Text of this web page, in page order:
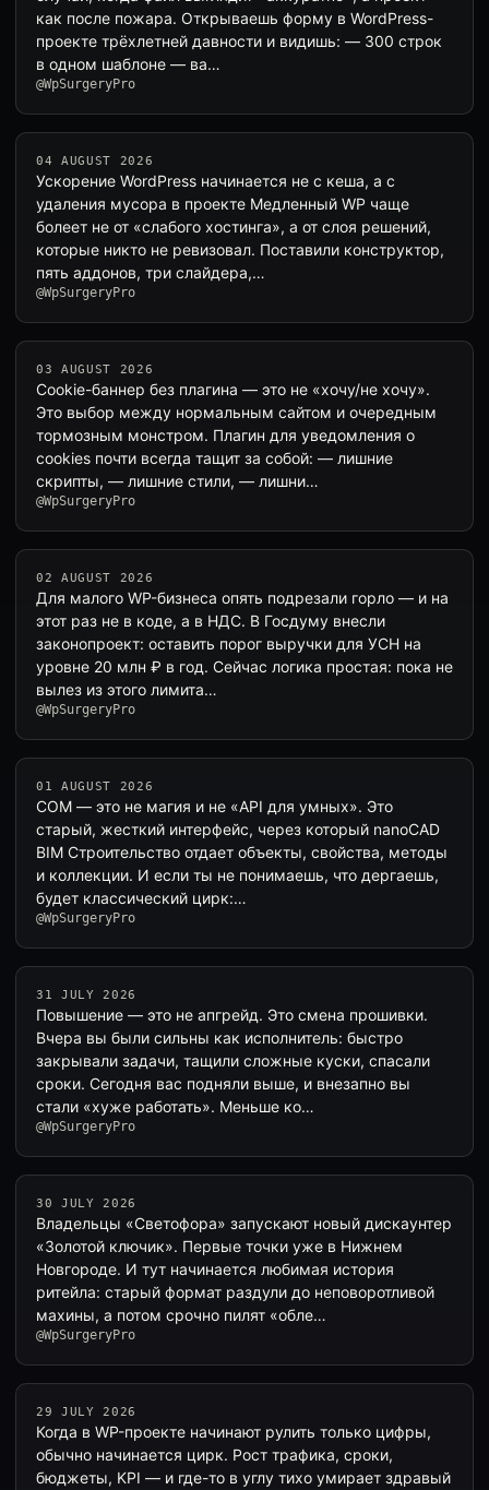
как после пожара. Открываешь форму в WordPress-
проекте трёхлетней давности и видишь: — 300 строк
в одном шаблоне — ва…
@WpSurgeryPro
04 AUGUST 2026
Ускорение WordPress начинается не с кеша, а с
удаления мусора в проекте Медленный WP чаще
болеет не от «слабого хостинга», а от слоя решений,
которые никто не ревизовал. Поставили конструктор,
пять аддонов, три слайдера,…
@WpSurgeryPro
03 AUGUST 2026
Cookie-баннер без плагина — это не «хочу/не хочу».
Это выбор между нормальным сайтом и очередным
тормозным монстром. Плагин для уведомления о
cookies почти всегда тащит за собой: — лишние
скрипты, — лишние стили, — лишни…
@WpSurgeryPro
02 AUGUST 2026
Для малого WP-бизнеса опять подрезали горло — и на
этот раз не в коде, а в НДС. В Госдуму внесли
законопроект: оставить порог выручки для УСН на
уровне 20 млн ₽ в год. Сейчас логика простая: пока не
вылез из этого лимита…
@WpSurgeryPro
01 AUGUST 2026
COM — это не магия и не «API для умных». Это
старый, жесткий интерфейс, через который nanoCAD
BIM Строительство отдает объекты, свойства, методы
и коллекции. И если ты не понимаешь, что дергаешь,
будет классический цирк:…
@WpSurgeryPro
31 JULY 2026
Повышение — это не апгрейд. Это смена прошивки.
Вчера вы были сильны как исполнитель: быстро
закрывали задачи, тащили сложные куски, спасали
сроки. Сегодня вас подняли выше, и внезапно вы
стали «хуже работать». Меньше ко…
@WpSurgeryPro
30 JULY 2026
Владельцы «Светофора» запускают новый дискаунтер
«Золотой ключик». Первые точки уже в Нижнем
Новгороде. И тут начинается любимая история
ритейла: старый формат раздули до неповоротливой
махины, а потом срочно пилят «обле…
@WpSurgeryPro
29 JULY 2026
Когда в WP-проекте начинают рулить только цифры,
обычно начинается цирк. Рост трафика, сроки,
бюджеты, KPI — и где-то в углу тихо умирает здравый